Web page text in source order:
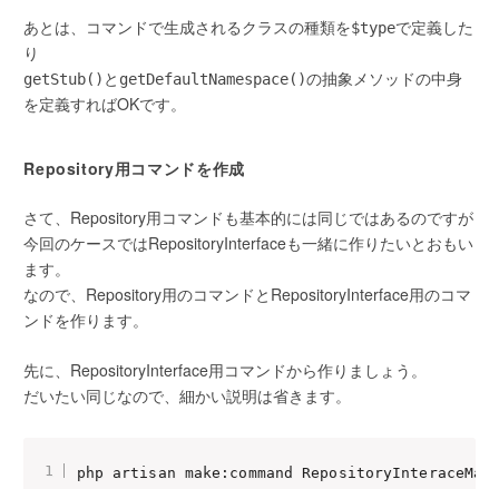
あとは、コマンドで生成されるクラスの種類を$typeで定義した
り
getStub() と getDefaultNamespace()の抽象メソッドの中身
を定義すればOKです。
Repository用コマンドを作成
さて、Repository用コマンドも基本的には同じではあるのですが
今回のケースではRepositoryInterfaceも一緒に作りたいとおもい
ます。
なので、Repository用のコマンドとRepositoryInterface用のコマ
ンドを作ります。
先に、RepositoryInterface用コマンドから作りましょう。
だいたい同じなので、細かい説明は省きます。
php artisan make:command